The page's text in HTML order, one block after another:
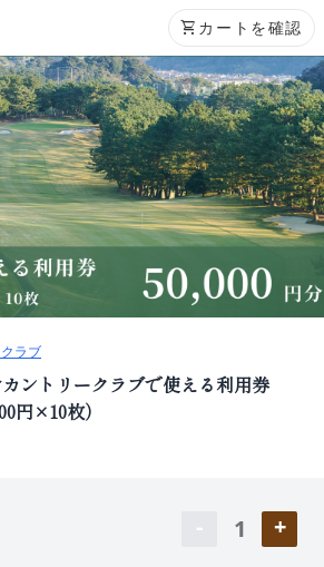
shopping_cart カートを確認
ラブ
カントリークラブで使える利用券
円×10枚）
1